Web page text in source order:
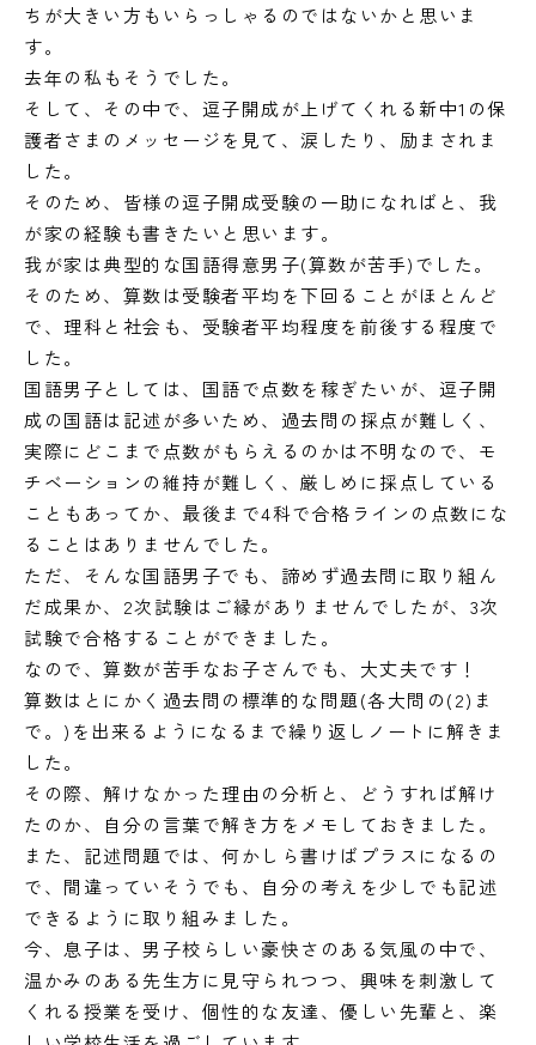
ちが大きい方もいらっしゃるのではないかと思いま
す。
去年の私もそうでした。
そして、その中で、逗子開成が上げてくれる新中1の保
護者さまのメッセージを見て、涙したり、励まされま
した。
そのため、皆様の逗子開成受験の一助になればと、我
が家の経験も書きたいと思います。
我が家は典型的な国語得意男子(算数が苦手)でした。
そのため、算数は受験者平均を下回ることがほとんど
で、理科と社会も、受験者平均程度を前後する程度で
した。
国語男子としては、国語で点数を稼ぎたいが、逗子開
成の国語は記述が多いため、過去問の採点が難しく、
実際にどこまで点数がもらえるのかは不明なので、モ
チベーションの維持が難しく、厳しめに採点している
こともあってか、最後まで4科で合格ラインの点数にな
ることはありませんでした。
ただ、そんな国語男子でも、諦めず過去問に取り組ん
だ成果か、2次試験はご縁がありませんでしたが、3次
試験で合格することができました。
なので、算数が苦手なお子さんでも、大丈夫です！
算数はとにかく過去問の標準的な問題(各大問の(2)ま
で。)を出来るようになるまで繰り返しノートに解きま
した。
その際、解けなかった理由の分析と、どうすれば解け
たのか、自分の言葉で解き方をメモしておきました。
また、記述問題では、何かしら書けばプラスになるの
で、間違っていそうでも、自分の考えを少しでも記述
できるように取り組みました。
今、息子は、男子校らしい豪快さのある気風の中で、
温かみのある先生方に見守られつつ、興味を刺激して
くれる授業を受け、個性的な友達、優しい先輩と、楽